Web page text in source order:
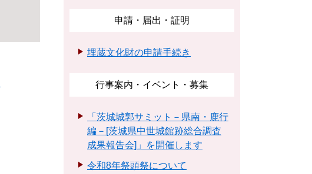
申請・届出・証明
埋蔵文化財の申請手続き
行事案内・イベント・募集
「茨城城郭サミット－県南・鹿行
編－[茨城県中世城館跡総合調査
成果報告会]」を開催します
令和8年祭頭祭について